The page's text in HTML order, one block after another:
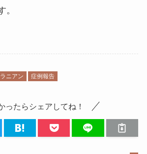
。
ニアン 症例報告
ったらシェアしてね！